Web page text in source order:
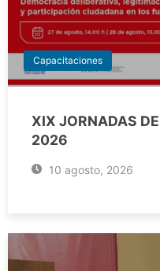
Capacitaciones
XIX JORNADAS
2026
10 agosto, 2026